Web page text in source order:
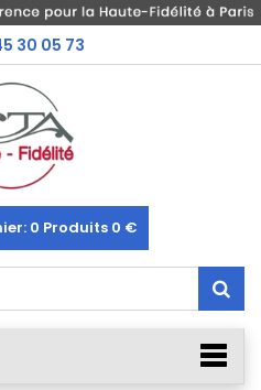
30 05 73
0 Produits 0 €